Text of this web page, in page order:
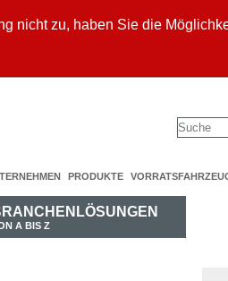
nicht zu, haben Sie die
PRODUKTE
A BIS Z